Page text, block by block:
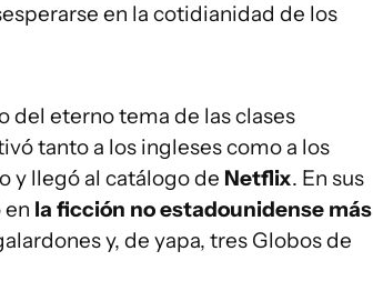
en la cotidianidad de los
del eterno tema de las clases
tanto a los ingleses como a los
y llegó al catálogo de Netflix. En sus
en la ficción no estadounidense más
y, de yapa, tres Globos de